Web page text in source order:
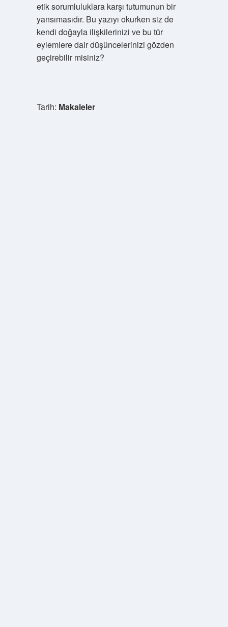
etik sorumluluklara karşı tutumunun bir
yansımasıdır. Bu yazıyı okurken siz de
kendi doğayla ilişkilerinizi ve bu tür
eylemlere dair düşüncelerinizi gözden
geçirebilir misiniz?
Tarih: Makaleler